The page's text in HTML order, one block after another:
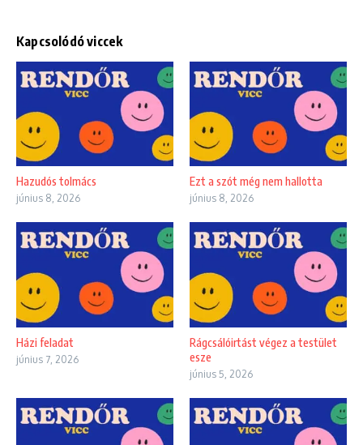
Kapcsolódó viccek
Hazudós tolmács
június 8, 2026
Ezt a szót még nem hallotta
június 8, 2026
Házi feladat
június 7, 2026
Rágcsálóirtást végez a testület
esze
június 5, 2026